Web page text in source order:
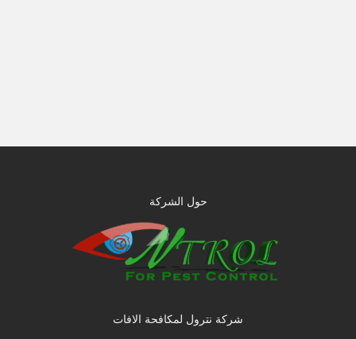
حول الشركة
شركة نترول لمكافحة الافات